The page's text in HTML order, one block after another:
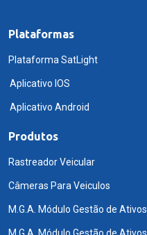
Plataformas
Plataforma SatLight
Aplicativo IOS
Aplicativo Android
Produtos
Rastreador Veicular
Câmeras Para Veiculos
M.G.A. Módulo Gestão de Ativos